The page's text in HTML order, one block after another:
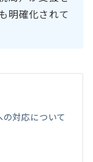
明確化されて
対応について